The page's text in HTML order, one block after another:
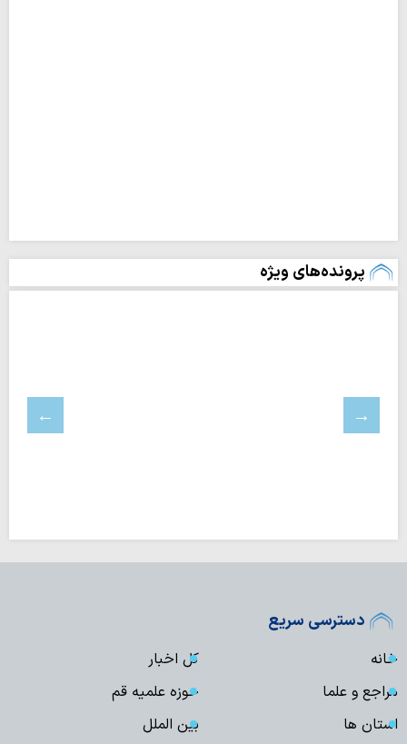
پرونده‌های ویژه
دسترسی سریع
خانه
کل اخبار
مراجع و علما
حوزه علمیه قم
استان ها
بین الملل